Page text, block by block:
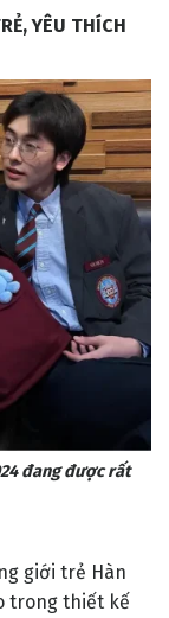
YÊU THÍCH
đang được rất
giới trẻ Hàn
trong thiết kế